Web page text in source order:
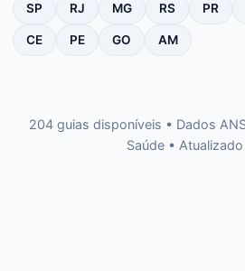
SP RJ MG RS PR
CE PE GO AM
204 guias disponíveis • Dados
Saúde •